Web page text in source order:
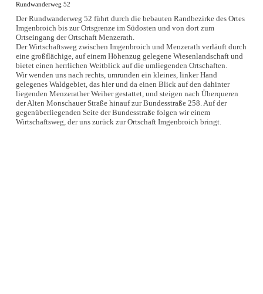
Rundwanderweg 52
Der Rundwanderweg 52 führt durch die bebauten Randbezirke des Ortes
Imgenbroich bis zur Ortsgrenze im Südosten und von dort zum
Ortseingang der Ortschaft Menzerath.
Der Wirtschaftsweg zwischen Imgenbroich und Menzerath verläuft durch
eine großflächige, auf einem Höhenzug gelegene Wiesenlandschaft und
bietet einen herrlichen Weitblick auf die umliegenden Ortschaften.
Wir wenden uns nach rechts, umrunden ein kleines, linker Hand
gelegenes Waldgebiet, das hier und da einen Blick auf den dahinter
liegenden Menzerather Weiher gestattet, und steigen nach Überqueren
der Alten Monschauer Straße hinauf zur Bundesstraße 258. Auf der
gegenüberliegenden Seite der Bundesstraße folgen wir einem
Wirtschaftsweg, der uns zurück zur Ortschaft Imgenbroich bringt.